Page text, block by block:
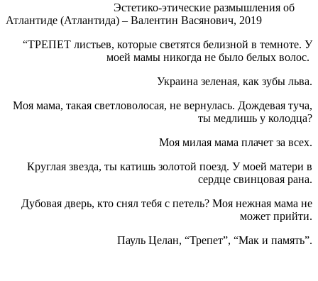
Эстетико-этические размышления об
Атлантиде (Атлантида) – Валентин Васянович, 2019
“ТРЕПЕТ листьев, которые светятся белизной в темноте. У
моей мамы никогда не было белых волос.
Украина зеленая, как зубы льва.
Моя мама, такая светловолосая, не вернулась. Дождевая туча,
ты медлишь у колодца?
Моя милая мама плачет за всех.
Круглая звезда, ты катишь золотой поезд. У моей матери в
сердце свинцовая рана.
Дубовая дверь, кто снял тебя с петель? Моя нежная мама не
может прийти.
Пауль Целан, “Трепет”, “Мак и память”.